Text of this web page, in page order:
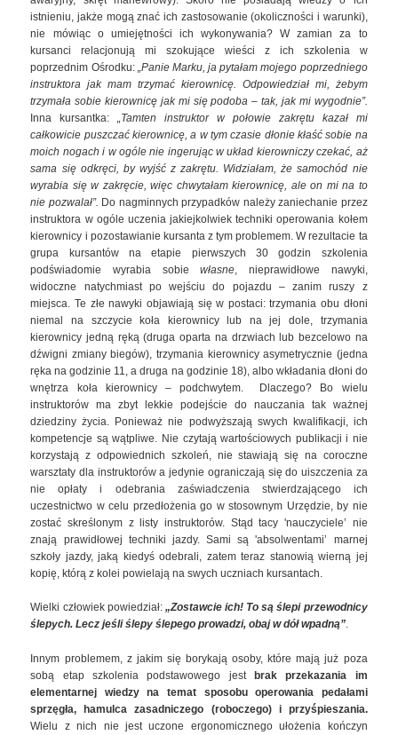
istnieniu, jakże mogą znać ich zastosowanie (okoliczności i warunki),
nie mówiąc o umiejętności ich wykonywania? W zamian za to
kursanci relacjonują mi szokujące wieści z ich szkolenia w
poprzednim Ośrodku: „Panie Marku, ja pytałam mojego poprzedniego
instruktora jak mam trzymać kierownicę. Odpowiedział mi, żebym
trzymała sobie kierownicę jak mi się podoba – tak, jak mi wygodnie”.
Inna kursantka:„Tamten instruktor w połowie zakrętu kazał mi
całkowicie puszczać kierownicę, a w tym czasie dłonie kłaść sobie na
moich nogach i w ogóle nie ingerując w układ kierowniczy czekać, aż
sama się odkręci, by wyjść z zakrętu. Widziałam, że samochód nie
wyrabia się w zakręcie, więc chwytałam kierownicę, ale on mi na to
nie pozwalał”. Do nagminnych przypadków należy zaniechanie przez
instruktora w ogóle uczenia jakiejkolwiek techniki operowania kołem
kierownicy i pozostawianie kursanta z tym problemem. W rezultacie ta
grupa kursantów na etapie pierwszych 30 godzin szkolenia
podświadomie wyrabia sobiewłasne, nieprawidłowe nawyki,
widoczne natychmiast po wejściu do pojazdu – zanim ruszy z
miejsca. Te złe nawyki objawiają się w postaci: trzymania obu dłoni
niemal na szczycie koła kierownicy lub na jej dole, trzymania
kierownicy jedną ręką (druga oparta na drzwiach lub bezcelowo na
dźwigni zmiany biegów), trzymania kierownicy asymetrycznie (jedna
ręka na godzinie 11, a druga na godzinie 18), albo wkładania dłoni do
wnętrza koła kierownicy – podchwytem. Dlaczego? Bo wielu
instruktorów ma zbyt lekkie podejście do nauczania tak ważnej
dziedziny życia. Ponieważ nie podwyższają swych kwalifikacji, ich
kompetencje są wątpliwe. Nie czytają wartościowych publikacji i nie
korzystają z odpowiednich szkoleń, nie stawiają się na coroczne
warsztaty dla instruktorów a jedynie ograniczają się do uiszczenia za
nie opłaty i odebrania zaświadczenia stwierdzającego ich
uczestnictwo w celu przedłożenia go w stosownym Urzędzie, by nie
zostać skreślonym z listy instruktorów. Stąd tacy 'nauczyciele’ nie
znają prawidłowej techniki jazdy. Sami są 'absolwentami’ marnej
szkoły jazdy, jaką kiedyś odebrali, zatem teraz stanowią wierną jej
kopię, którą z kolei powielają na swych uczniach kursantach.
Wielki człowiek powiedział: „Zostawcie ich! To są ślepi przewodnicy
ślepych. Lecz jeśli ślepy ślepego prowadzi, obaj w dół wpadną”.
Innym problemem, z jakim się borykają osoby, które mają już poza
sobą etap szkolenia podstawowego jest brak przekazania im
elementarnej wiedzy na temat sposobu operowania pedałami
sprzęgła, hamulca zasadniczego (roboczego) i przyśpieszania.
Wielu z nich nie jest uczone ergonomicznego ułożenia kończyn